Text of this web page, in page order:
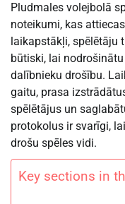
Pludmales volejbolā
noteikumi, kas
laikapstākļi, spēlētāju
būtiski, lai
dalībnieku drošību.
gaitu, prasa
spēlētājus un
protokolus ir svarīgi,
drošu spēles vidi.
Key sections in